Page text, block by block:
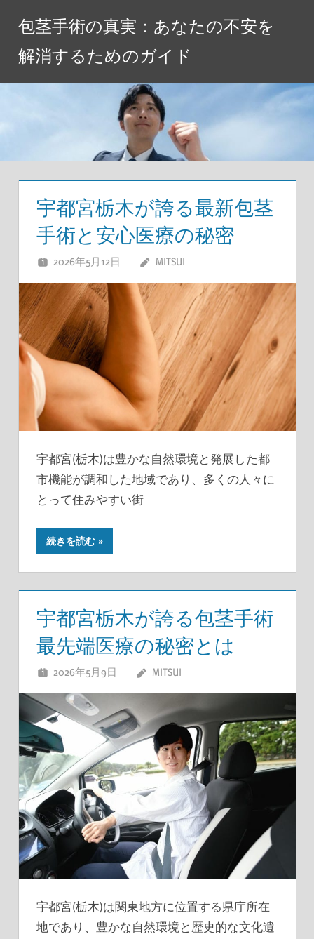
包茎手術の真実：あなたの不安を
解消するためのガイド
宇都宮栃木が誇る最新包茎
手術と安心医療の秘密
2026年5月12日 MITSUI
宇都宮(栃木)は豊かな自然環境と発展した都
市機能が調和した地域であり、多くの人々に
とって住みやすい街
続きを読む
宇都宮栃木が誇る包茎手術
最先端医療の秘密とは
2026年5月9日 MITSUI
宇都宮(栃木)は関東地方に位置する県庁所在
地であり、豊かな自然環境と歴史的な文化遺